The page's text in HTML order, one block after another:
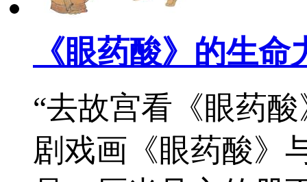
《眼药酸》的生命
“去故宫看《眼药
剧戏画《眼药酸》